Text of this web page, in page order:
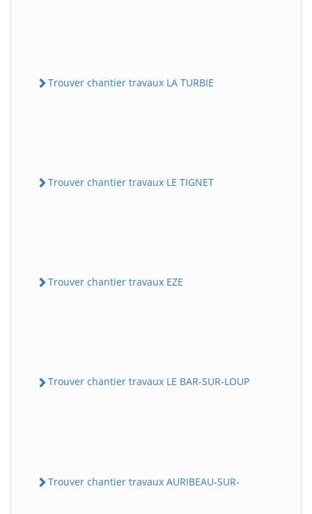
Trouver chantier travaux LA TURBIE
Trouver chantier travaux LE TIGNET
Trouver chantier travaux EZE
Trouver chantier travaux LE BAR-SUR-LOUP
Trouver chantier travaux AURIBEAU-SUR-